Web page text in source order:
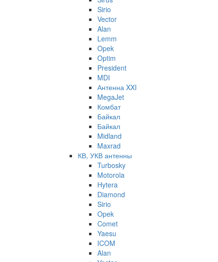
Sirio
Vector
Alan
Lemm
Opek
Optim
President
MDI
Антенна XXI
MegaJet
Комбат
Байкал
Байкал
Midland
Maxrad
КВ, УКВ антенны
Turbosky
Motorola
Hytera
Diamond
Sirio
Opek
Comet
Yaesu
ICOM
Alan